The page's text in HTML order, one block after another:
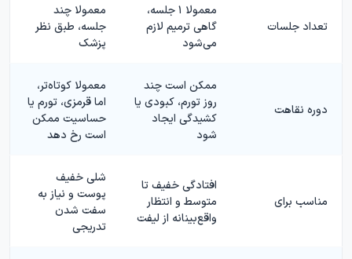
تعداد جلسات
معمولا ۱ جلسه،
گاهی ترمیم لازم
می‌شود
معمولا چند
جلسه، طبق نظر
پزشک
دوره نقاهت
ممکن است چند
روز تورم، کبودی یا
کشیدگی ایجاد
شود
معمولا کوتاه‌تر،
اما قرمزی، تورم یا
حساسیت ممکن
است رخ دهد
مناسب برای
افتادگی خفیف تا
متوسط و انتظار
واقع‌بینانه از لیفت
شلی خفیف
پوست و نیاز به
سفت شدن
تدریجی